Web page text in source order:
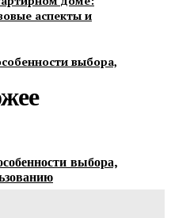
аспекты и
выбора,
выбора,